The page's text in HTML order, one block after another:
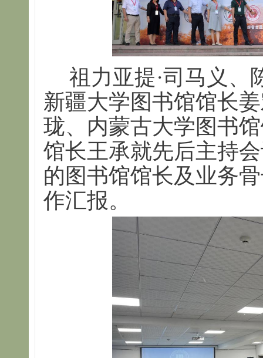
祖力亚提·司马义、
新疆大学图书馆馆长
珑、内蒙古大学图书
馆长王承就先后主持
的图书馆馆长及业务
作汇报。